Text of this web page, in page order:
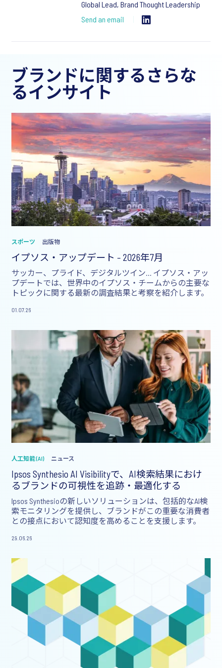
Global Lead, Brand Thought Leadership
Send an email
ブランドに関するさらな
るインサイト
スポーツ 出版物
イプソス・アップデート – 2026年7月
サッカー、プライド、デジタルツイン… イプソス・アッ
プデートでは、世界中のイプソス・チームからの主要な
トピックに関する最新の調査結果と考察を紹介します。
01.07.26
人工知能 (AI) ニュース
Ipsos Synthesio AI Visibilityで、AI検索結果におけ
るブランドの可視性を追跡・最適化する
Ipsos Synthesioの新しいソリューションは、包括的なAI検
索モニタリングを提供し、ブランドがこの重要な消費者
との接点において認知度を高めることを支援します。
29.06.26